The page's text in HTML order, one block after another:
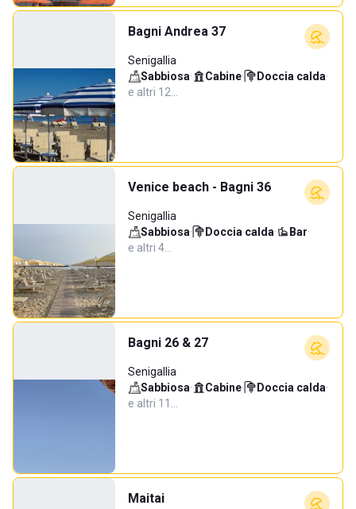
Bagni Andrea 37
Senigallia
Sabbiosa· Cabine· Doccia calda·
e altri 12…
Venice beach - Bagni 36
Senigallia
Sabbiosa· Doccia calda· Bar·
e altri 4…
Bagni 26 & 27
Senigallia
Sabbiosa· Cabine· Doccia calda·
e altri 11…
Maitai